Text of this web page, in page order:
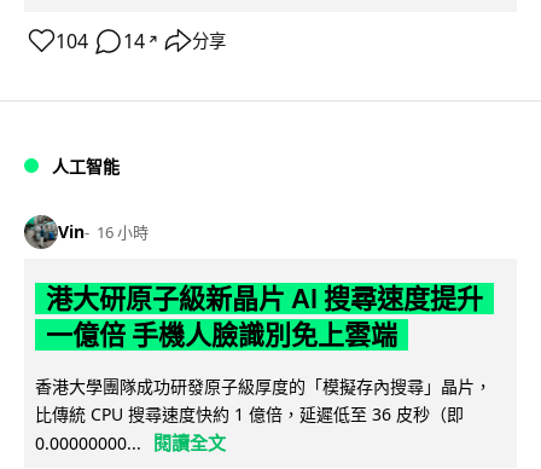
104 14 ↗ 分享
人工智能
Vin 16 小時
港大研原子級新晶片 AI 搜尋速度提升
一億倍 手機人臉識別免上雲端
香港大學團隊成功研發原子級厚度的「模擬存內搜尋」晶片，
比傳統 CPU 搜尋速度快約 1 億倍，延遲低至 36 皮秒（即
0.00000000...
閱讀全文